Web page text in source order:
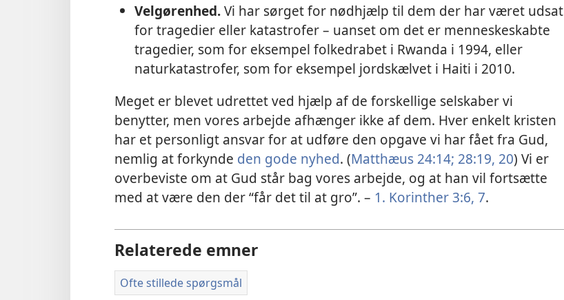
Velgørenhed.Vi har sørget for nødhjælp til dem der har været udsat
for tragedier eller katastrofer – uanset om det er menneskeskabte
tragedier, som for eksempel folkedrabet i Rwanda i 1994, eller
naturkatastrofer, som for eksempel jordskælvet i Haiti i 2010.
Meget er blevet udrettet ved hjælp af de forskellige selskaber vi
benytter, men vores arbejde afhænger ikke af dem. Hver enkelt kristen
har et personligt ansvar for at udføre den opgave vi har fået fra Gud,
nemlig at forkynde den gode nyhed. (Matthæus 24:14; 28:19, 20) Vi er
overbeviste om at Gud står bag vores arbejde, og at han vil fortsætte
med at være den der “får det til at gro”. – 1. Korinther 3:6, 7.
Relaterede emner
Ofte stillede spørgsmål